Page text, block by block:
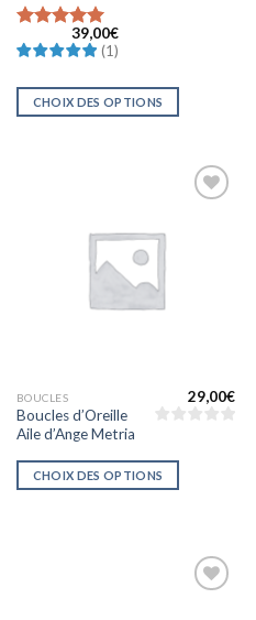
Note
5.0000000000000000
39,00€
(1)
CHOIX DES OPTIONS
BOUCLES
Boucles d’Oreille
Aile d’Ange Metria
29,00€
CHOIX DES OPTIONS